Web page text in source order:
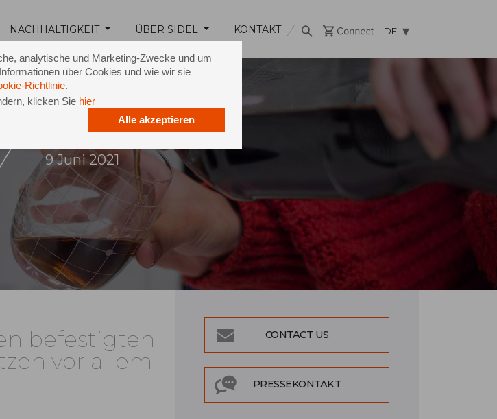
analytische und Marketing-Zwecke und um
über Cookies und wie wir sie
Richtlinie.
klicken Sie hier
Alle akzeptieren
NACHHALTIGKEIT ÜBER SIDEL KONTAKT DE
9 Juni 2021
befestigten
vor allem
CONTACT US
PRESSEKONTAKT